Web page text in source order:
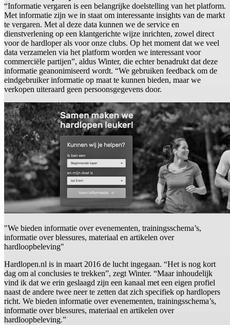
“Informatie vergaren is een belangrijke doelstelling van het platform.
Met informatie zijn we in staat om interessante insights van de markt
te vergaren. Met al deze data kunnen we de service en
dienstverlening op een klantgerichte wijze inrichten, zowel direct
voor de hardloper als voor onze clubs. Op het moment dat we veel
data verzamelen via het platform worden we interessant voor
commerciële partijen”, aldus Winter, die echter benadrukt dat deze
informatie geanonimiseerd wordt. “We gebruiken feedback om de
eindgebruiker informatie op maat te kunnen bieden, maar we
verkopen uiteraard geen persoonsgegevens door.
"We bieden informatie over evenementen, trainingsschema’s,
informatie over blessures, materiaal en artikelen over
hardloopbeleving"
Hardlopen.nl is in maart 2016 de lucht ingegaan. “Het is nog kort
dag om al conclusies te trekken”, zegt Winter. “Maar inhoudelijk
vind ik dat we erin geslaagd zijn een kanaal met een eigen profiel
naast de andere twee neer te zetten dat zich specifiek op hardlopers
richt. We bieden informatie over evenementen, trainingsschema’s,
informatie over blessures, materiaal en artikelen over
hardloopbeleving.”